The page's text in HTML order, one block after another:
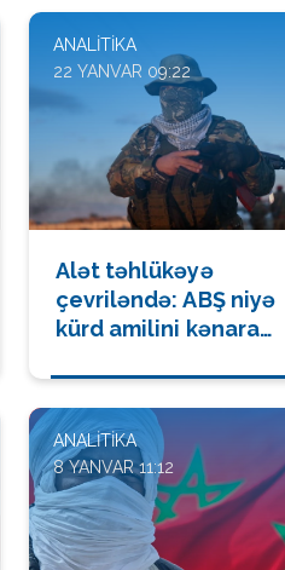
ANALITIKA
22 YANVAR 09:22
Alət təhlükəyə
çevriləndə: ABŞ niyə
kürd amilini kənara
ANALITIKA
8 YANVAR 11:12